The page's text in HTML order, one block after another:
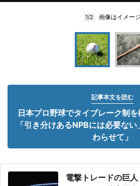
1/2 画像はイメージ
記事本文を読む
日本プロ野球でタイブレーク制
「引き分けあるNPBには必要な
わらせて」
電撃トレードの巨